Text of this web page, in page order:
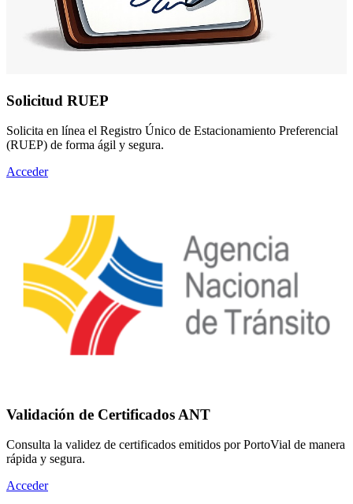
Solicitud RUEP
Solicita en línea el Registro Único de Estacionamiento Preferencial
(RUEP) de forma ágil y segura.
Acceder
Validación de Certificados ANT
Consulta la validez de certificados emitidos por PortoVial de manera
rápida y segura.
Acceder